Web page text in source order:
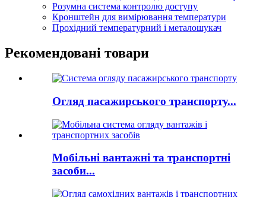
Розумна система контролю доступу
Кронштейн для вимірювання температури
Прохідний температурний і металошукач
Рекомендовані товари
Огляд пасажирського транспорту...
Мобільні вантажні та транспортні
засоби...